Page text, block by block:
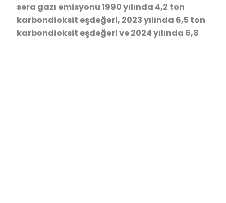
sera gazı emisyonu 1990 yılında 4,2 ton
karbondioksit eşdeğeri, 2023 yılında 6,5 ton
karbondioksit eşdeğeri ve 2024 yılında 6,8